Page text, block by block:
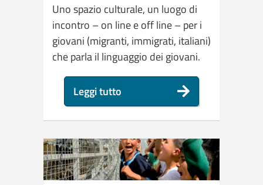
Uno spazio culturale, un luogo di
incontro – on line e off line – per i
giovani (migranti, immigrati, italiani)
che parla il linguaggio dei giovani.
Leggi tutto